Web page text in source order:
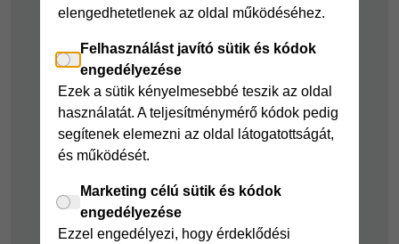
elengedhetetlenek az oldal működéséhez.
Felhasználást javító sütik és kódok
engedélyezése
Ezek a sütik kényelmesebbé teszik az oldal
használatát. A teljesítménymérő kódok pedig
segítenek elemezni az oldal látogatottságát,
és működését.
Marketing célú sütik és kódok
engedélyezése
Ezzel engedélyezi, hogy érdeklődési
Takarékszámla
Pénzügyi Navigátor
Cofidis Bank a
Zöldebb Környezetért
Cofidis Bank a
Zöldebb Jövőért
Biztonságos
pénzügyek